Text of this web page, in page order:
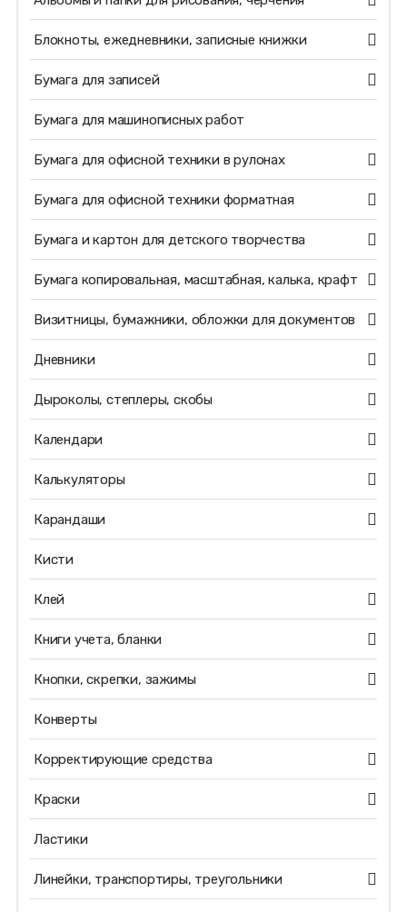
Блокноты, ежедневники, записные книжки
Бумага для записей
Бумага для машинописных работ
Бумага для офисной техники в рулонах
Бумага для офисной техники форматная
Бумага и картон для детского творчества
Бумага копировальная, масштабная, калька, крафт
Визитницы, бумажники, обложки для документов
Дневники
Дыроколы, степлеры, скобы
Календари
Калькуляторы
Карандаши
Кисти
Клей
Книги учета, бланки
Кнопки, скрепки, зажимы
Конверты
Корректирующие средства
Краски
Ластики
Линейки, транспортиры, треугольники